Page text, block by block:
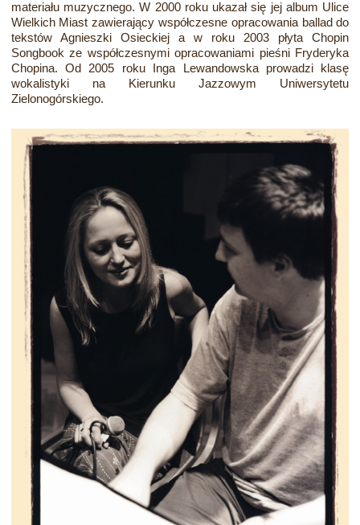
materiału muzycznego. W 2000 roku ukazał się jej album Ulice
Wielkich Miast zawierający współczesne opracowania ballad do
tekstów Agnieszki Osieckiej a w roku 2003 płyta Chopin
Songbook ze współczesnymi opracowaniami pieśni Fryderyka
Chopina. Od 2005 roku Inga Lewandowska prowadzi klasę
wokalistyki na Kierunku Jazzowym Uniwersytetu
Zielonogórskiego.